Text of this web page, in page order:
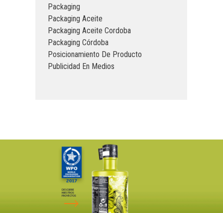
Packaging
Packaging Aceite
Packaging Aceite Cordoba
Packaging Córdoba
Posicionamiento De Producto
Publicidad En Medios
DESCUBRE
NUESTROS
PROYECTOS